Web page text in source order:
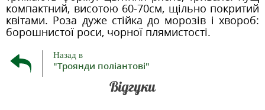
компактний, висотою 60-70см, щільно покритий
квітами. Роза дуже стійка до морозів і хвороб:
борошнистої роси, чорної плямистості.
Назад в
"Троянди поліантові"
Відгуки